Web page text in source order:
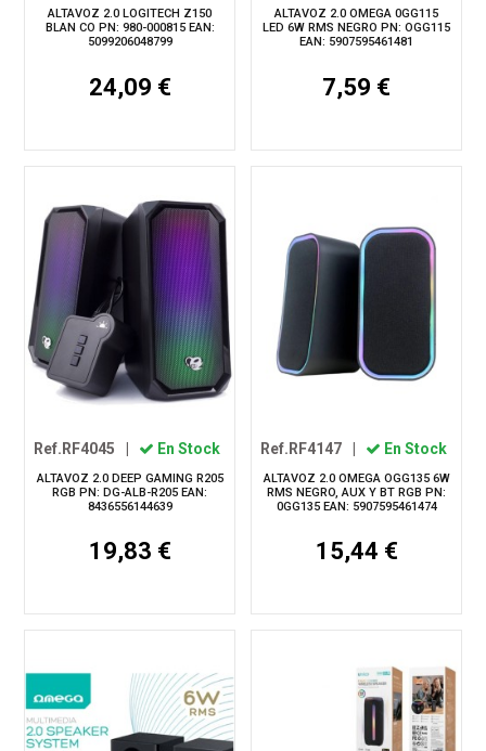
ALTAVOZ 2.0 LOGITECH Z150
BLAN CO PN: 980-000815 EAN:
5099206048799
24,09 €
ALTAVOZ 2.0 OMEGA 0GG115
LED 6W RMS NEGRO PN: OGG115
EAN: 5907595461481
7,59 €
Ref.RF4045 | En Stock
ALTAVOZ 2.0 DEEP GAMING R205
RGB PN: DG-ALB-R205 EAN:
8436556144639
19,83 €
Ref.RF4147 | En Stock
ALTAVOZ 2.0 OMEGA OGG135 6W
RMS NEGRO, AUX Y BT RGB PN:
0GG135 EAN: 5907595461474
15,44 €